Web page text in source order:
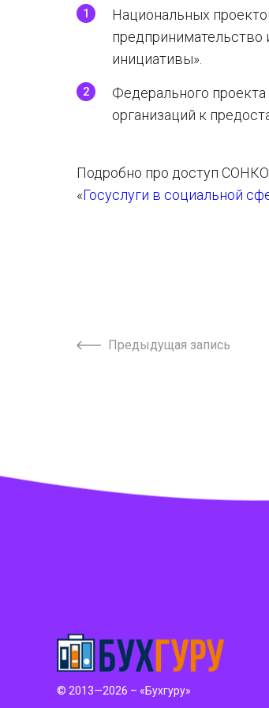
Национальных
предпринимательство
инициативы».
Федерального
организаций к
Подробно про доступ
«Госуслуги в социальной
Предыдущая запись
© 2013—2026 – «Бухгуру»